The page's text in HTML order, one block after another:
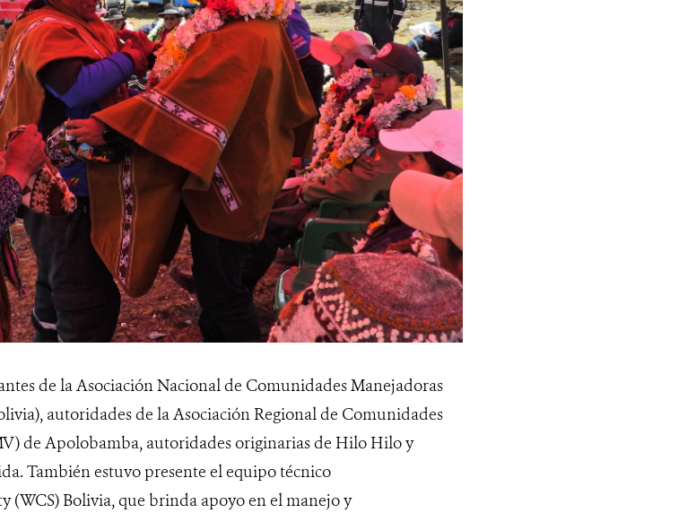
de la Asociación Nacional de Comunidades Manejadoras
autoridades de la Asociación Regional de Comunidades
de Apolobamba, autoridades originarias de Hilo Hilo y
También estuvo presente el equipo técnico
(WCS) Bolivia, que brinda apoyo en el manejo y